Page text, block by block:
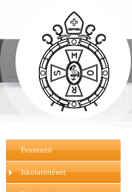
Fenntartó
Iskolatörténet